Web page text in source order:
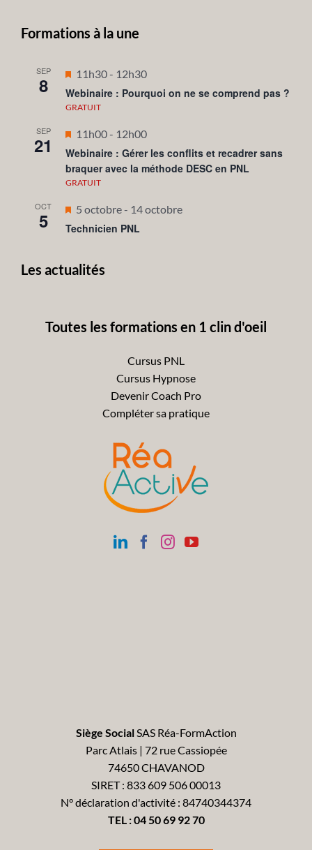
Formations à la une
SEP
8
Mis
en
avant
11h30- 12h30
Webinaire : Pourquoi on ne se comprend pas ?
GRATUIT
SEP
21
Mis
en
avant
11h00- 12h00
Webinaire : Gérer les conflits et recadrer sans
braquer avec la méthode DESC en PNL
GRATUIT
OCT
5
Mis
en
5 octobre- 14 octobre
Technicien PNL
Les actualités
Toutes les formations en 1 clin d'oeil
Cursus PNL
Cursus Hypnose
Devenir Coach Pro
Compléter sa pratique
Siège SocialSAS Réa-FormAction
Parc Atlais | 72 rue Cassiopée
74650 CHAVANOD
SIRET : 833 609 506 00013
N° déclaration d'activité : 84740344374
TEL :04 50 69 92 70